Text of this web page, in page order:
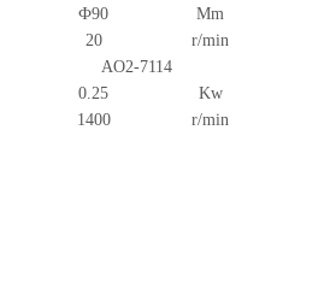
Ф90
Mm
20
r/min
AO2-7114
0.25
Kw
1400 r/min